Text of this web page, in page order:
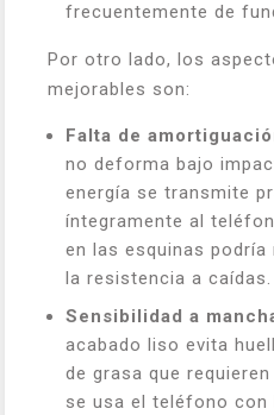
frecuentemente de
Por otro lado, los
mejorables son:
Falta de
no deforma bajo
energía se transmite
íntegramente al
en las esquinas
la resistencia a caídas.
Sensibilidad a
acabado liso evita
de grasa que
se usa el teléfono